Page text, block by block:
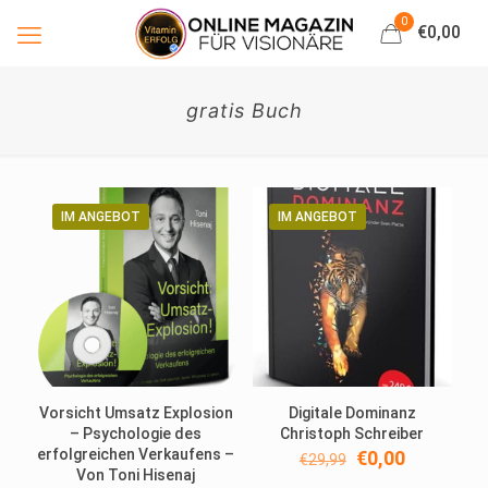
0
€0,00
gratis Buch
IM ANGEBOT
Vorsicht Umsatz Explosion
– Psychologie des
erfolgreichen Verkaufens –
Von Toni Hisenaj
IM ANGEBOT
Digitale Dominanz
Christoph Schreiber
€29,99 Ursprünglicher
€0,00Aktueller